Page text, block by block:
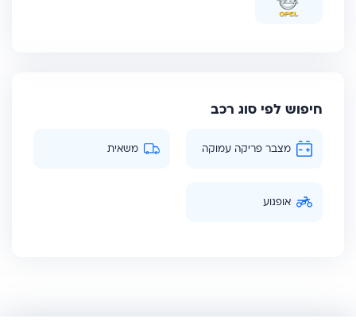
חיפוש לפי סוג רכב
מצבר פריקה עמוקה משאית
אופנוע